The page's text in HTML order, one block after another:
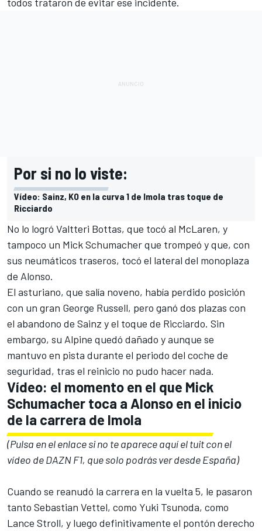
Por si no lo viste:
Vídeo: Sainz, KO en la curva 1 de Imola tras toque de
Ricciardo
No lo logró Valtteri Bottas, que tocó al McLaren, y
tampoco un Mick Schumacherque trompeó y que, con
sus neumáticos traseros, tocó el lateral del monoplaza
de Alonso.
El asturiano, que salía noveno, había perdido posición
con un gran George Russell, pero ganó dos plazas con
el abandono de Sainz y el toque de Ricciardo. Sin
embargo, su Alpine quedó dañado y aunque se
mantuvo en pista durante el periodo del coche de
seguridad, tras el reinicio no pudo hacer nada.
Vídeo: el momento en el que Mick
Schumacher toca a Alonso en el inicio
de la carrera de Imola
(Pulsa en el enlace si no te aparece aquí el tuit con el
vídeo de DAZN F1, que solo podrás ver desde España)
Cuando se reanudó la carrera en la vuelta 5, le pasaron
tanto Sebastian Vettel, como Yuki Tsunoda, como
Lance Stroll, y luego definitivamente el pontón derecho